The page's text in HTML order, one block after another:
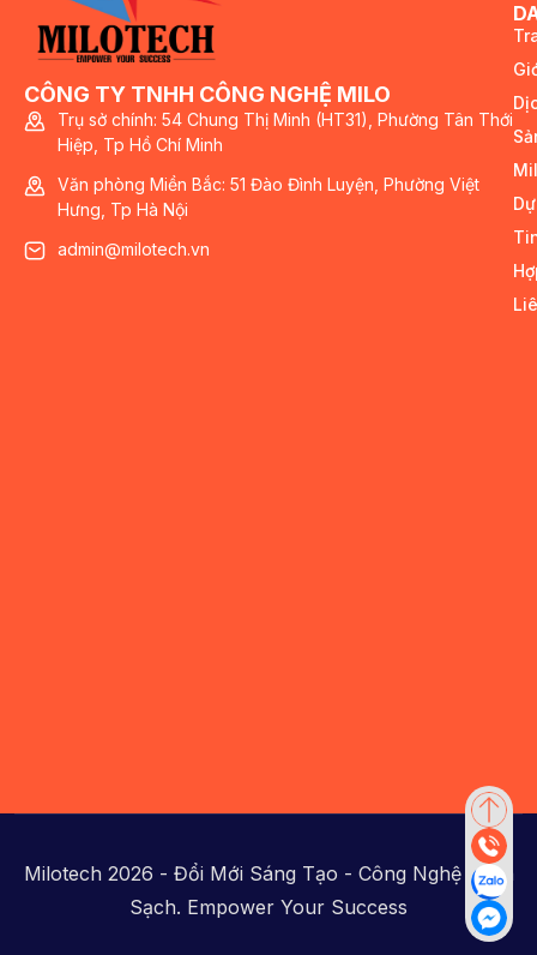
CÔNG TY TNHH CÔNG NGHỆ MILO
Trụ sở chính: 54 Chung Thị Minh (HT31), Phường Tân Thới
Hiệp, Tp Hồ Chí Minh
Văn phòng Miền Bắc: 51 Đào Đình Luyện, Phường Việt
Hưng, Tp Hà Nội
admin@milotech.vn
Milotech 2026 - Đổi Mới Sáng Tạo - Công Nghệ Xanh
Sạch. Empower Your Success